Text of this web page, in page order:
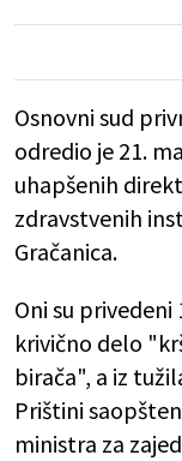
Osnovni sud
odredio je 21.
uhapšenih
zdravstvenih
Gračanica.
Oni su
krivično delo
birača", a iz
Prištini
ministra za